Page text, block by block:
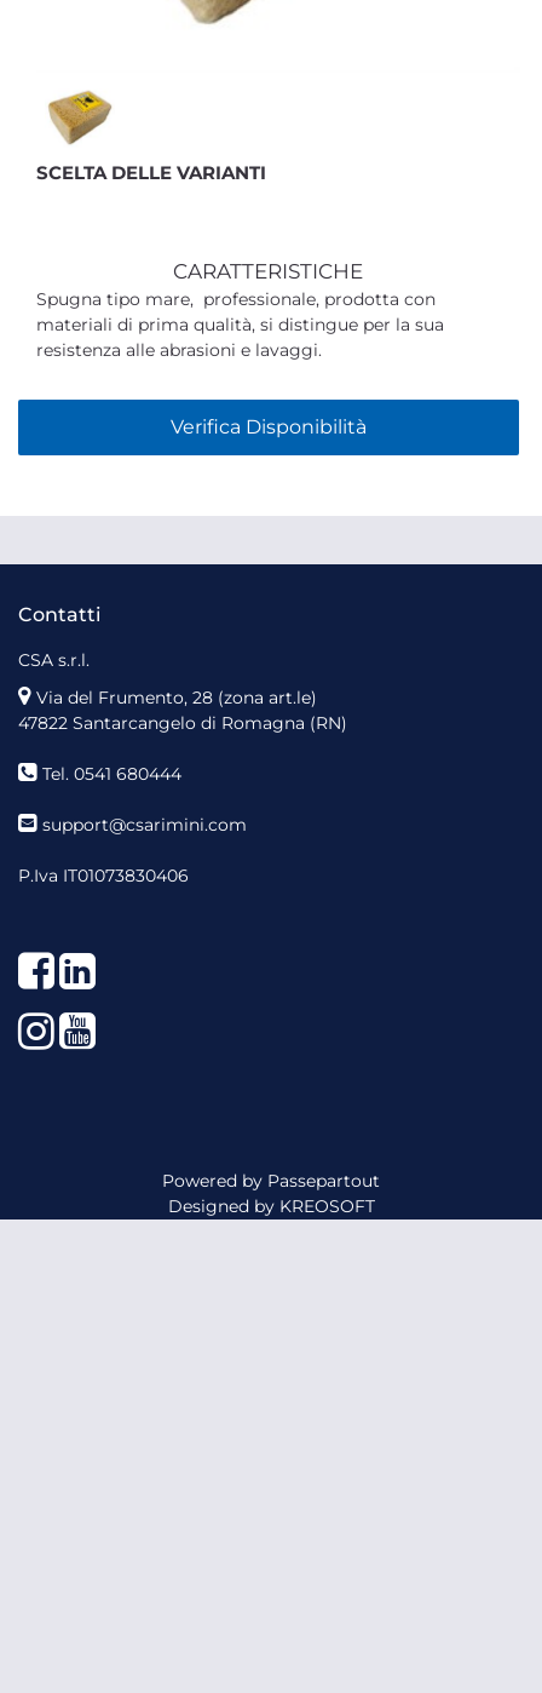
SCELTA DELLE VARIANTI
CARATTERISTICHE
Spugna tipo mare, professionale, prodotta con
materiali di prima qualità, si distingue per la sua
resistenza alle abrasioni e lavaggi.
Verifica Disponibilità
Contatti
CSA s.r.l.
Via del Frumento, 28 (zona art.le)
47822 Santarcangelo di Romagna (RN)
Tel. 0541 680444
support@csarimini.com
P.Iva IT01073830406
Facebook
LinkedIn
Instagram
YouTube
Powered by Passepartout
Designed by KREOSOFT